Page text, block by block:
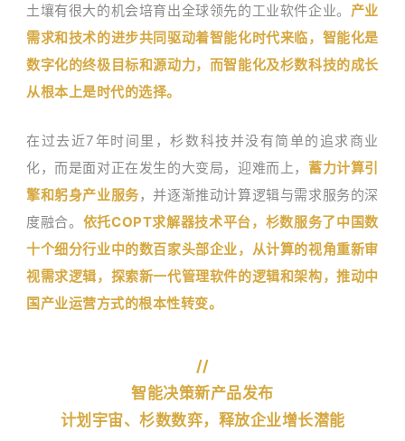
土壤有很大的机会培育出全球领先的工业软件企业。 产业
需求和技术的进步共同驱动着智能化时代来临，智能化是
数字化的终极目标和源动力，而智能化及杉数科技的成长
从根本上是时代的选择。
在过去近7年时间里，杉数科技并没有简单的追求商业
化，而是面对正在发生的大变局，迎难而上， 蓄力计算引
擎和躬身产业服务，并逐渐推动计算逻辑与需求服务的深
度融合。 依托COPT求解器技术平台，杉数服务了中国数
十个细分行业中的数百家头部企业，从计算的视角重新审
视需求逻辑，探索新一代管理软件的逻辑和架构，推动中
国产业运营方式的根本性转变。
//
智能决策新产品发布
计划宇宙、杉数数弈，释放企业增长潜能